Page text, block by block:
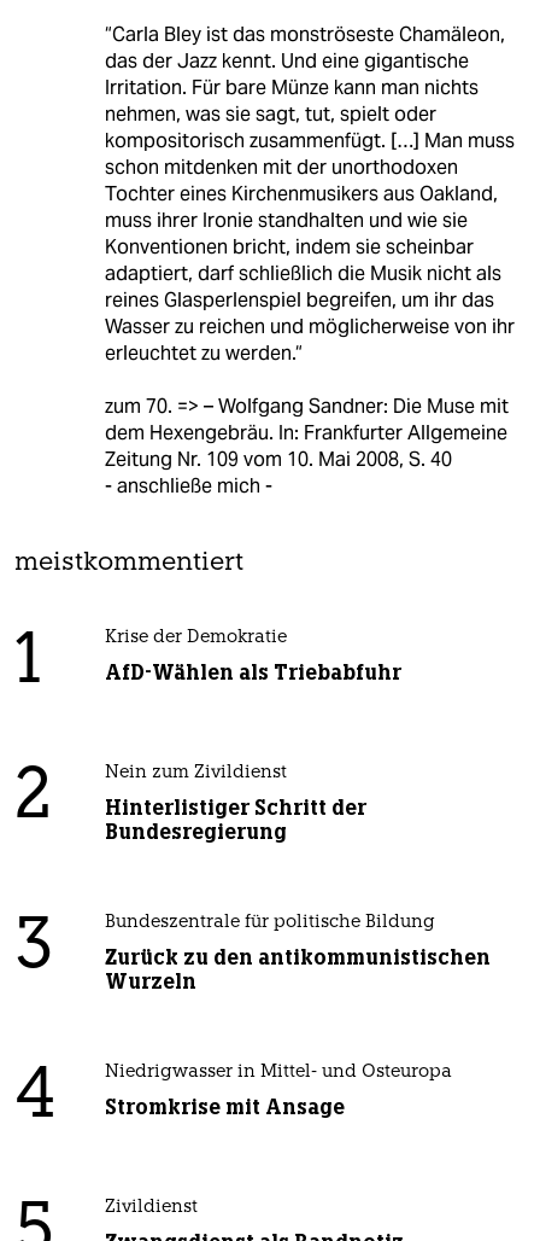
“Carla Bley ist das monströseste Chamäleon,
das der Jazz kennt. Und eine gigantische
Irritation. Für bare Münze kann man nichts
nehmen, was sie sagt, tut, spielt oder
kompositorisch zusammenfügt. […] Man muss
schon mitdenken mit der unorthodoxen
Tochter eines Kirchenmusikers aus Oakland,
muss ihrer Ironie standhalten und wie sie
Konventionen bricht, indem sie scheinbar
adaptiert, darf schließlich die Musik nicht als
reines Glasperlenspiel begreifen, um ihr das
Wasser zu reichen und möglicherweise von ihr
erleuchtet zu werden.“
zum 70. => – Wolfgang Sandner: Die Muse mit
dem Hexengebräu. In: Frankfurter Allgemeine
Zeitung Nr. 109 vom 10. Mai 2008, S. 40
- anschließe mich -
meistkommentiert
1 Krise der Demokratie
AfD-Wählen als Triebabfuhr
2 Nein zum Zivildienst
Hinterlistiger Schritt der
Bundesregierung
3 Bundeszentrale für politische Bildung
Zurück zu den antikommunistischen
Wurzeln
4 Niedrigwasser in Mittel- und Osteuropa
Stromkrise mit Ansage
Zivildienst